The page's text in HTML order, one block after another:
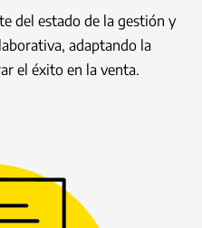
del estado de la gestión y
adaptando la
el éxito en la venta.